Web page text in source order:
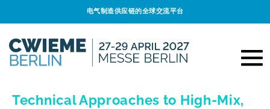
电气制造供应链的全球交流平台
Technical Approaches to High-Mix,